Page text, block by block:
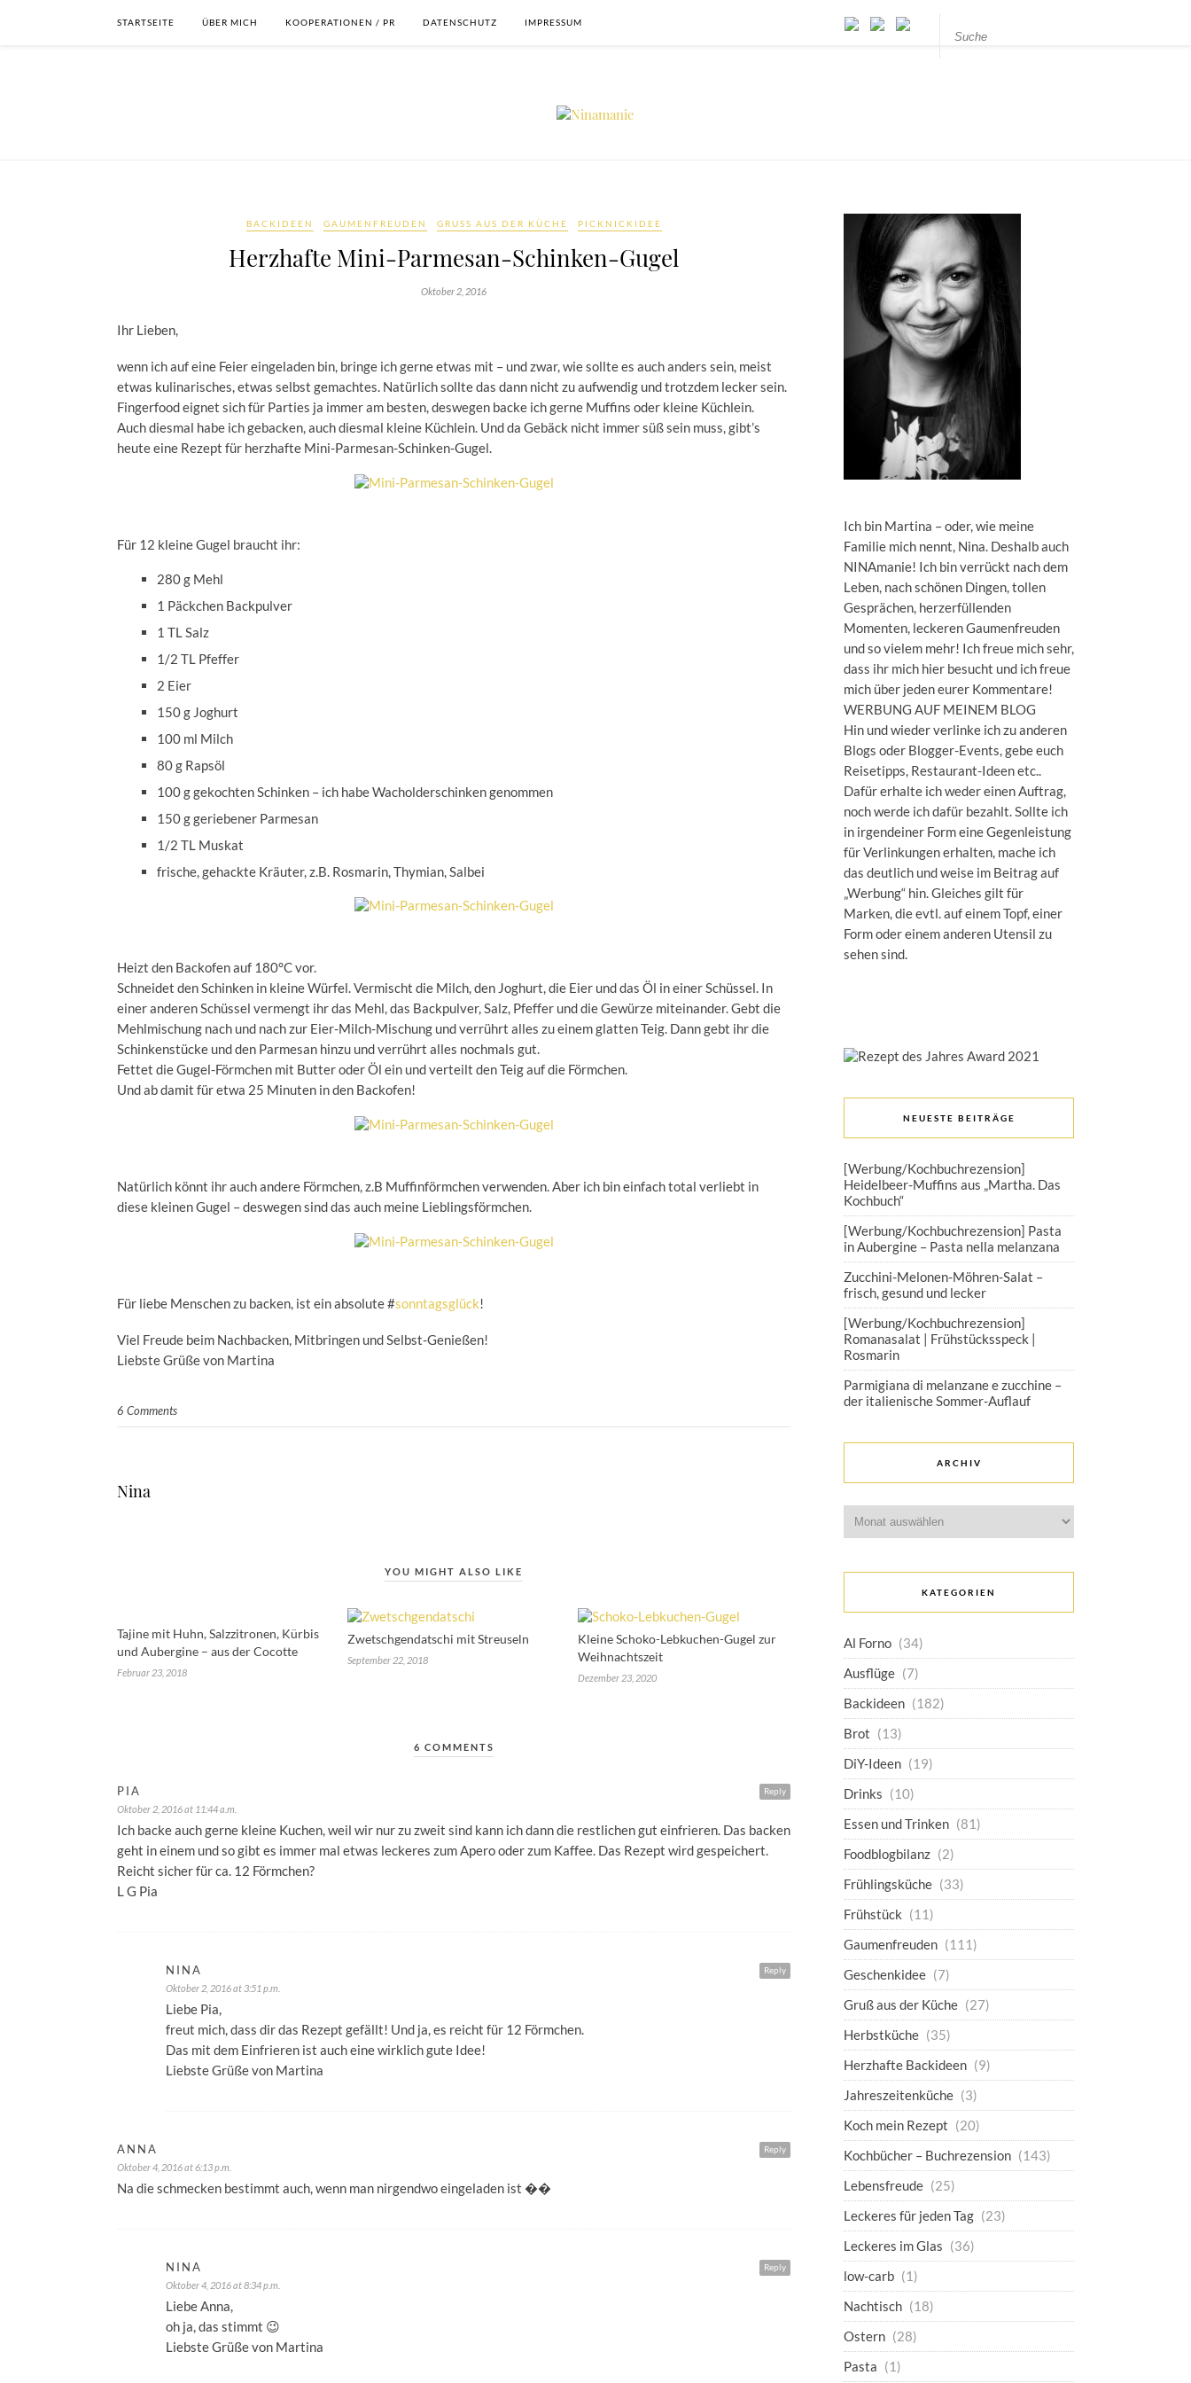
STARTSEITE ÜBER MICH KOOPERATIONEN / PR DATENSCHUTZ IMPRESSUM
BACKIDEEN GAUMENFREUDEN GRUSS AUS DER KÜCHE PICKNICKIDEE
Herzhafte Mini-Parmesan-Schinken-Gugel
Oktober 2, 2016
Ihr Lieben,
wenn ich auf eine Feier eingeladen bin, bringe ich gerne etwas mit – und zwar, wie sollte es auch anders sein, meist
etwas kulinarisches, etwas selbst gemachtes. Natürlich sollte das dann nicht zu aufwendig und trotzdem lecker sein.
Fingerfood eignet sich für Parties ja immer am besten, deswegen backe ich gerne Muffins oder kleine Küchlein.
Auch diesmal habe ich gebacken, auch diesmal kleine Küchlein. Und da Gebäck nicht immer süß sein muss, gibt’s
heute eine Rezept für herzhafte Mini-Parmesan-Schinken-Gugel.
Für 12 kleine Gugel braucht ihr:
280 g Mehl
1 Päckchen Backpulver
1 TL Salz
1/2 TL Pfeffer
2 Eier
150 g Joghurt
100 ml Milch
80 g Rapsöl
100 g gekochten Schinken – ich habe Wacholderschinken genommen
150 g geriebener Parmesan
1/2 TL Muskat
frische, gehackte Kräuter, z.B. Rosmarin, Thymian, Salbei
Heizt den Backofen auf 180°C vor.
Schneidet den Schinken in kleine Würfel. Vermischt die Milch, den Joghurt, die Eier und das Öl in einer Schüssel. In
einer anderen Schüssel vermengt ihr das Mehl, das Backpulver, Salz, Pfeffer und die Gewürze miteinander. Gebt die
Mehlmischung nach und nach zur Eier-Milch-Mischung und verrührt alles zu einem glatten Teig. Dann gebt ihr die
Schinkenstücke und den Parmesan hinzu und verrührt alles nochmals gut.
Fettet die Gugel-Förmchen mit Butter oder Öl ein und verteilt den Teig auf die Förmchen.
Und ab damit für etwa 25 Minuten in den Backofen!
Natürlich könnt ihr auch andere Förmchen, z.B Muffinförmchen verwenden. Aber ich bin einfach total verliebt in
diese kleinen Gugel – deswegen sind das auch meine Lieblingsförmchen.
Für liebe Menschen zu backen, ist ein absolute #sonntagsglück!
Viel Freude beim Nachbacken, Mitbringen und Selbst-Genießen!
Liebste Grüße von Martina
6 Comments
Nina
YOU MIGHT ALSO LIKE
Tajine mit Huhn, Salzzitronen, Kürbis
und Aubergine – aus der Cocotte
Februar 23, 2018
Zwetschgendatschi mit Streuseln
September 22, 2018
Kleine Schoko-Lebkuchen-Gugel zur
Weihnachtszeit
Dezember 23, 2020
6 COMMENTS
Reply
PIA
Oktober 2, 2016 at 11:44 a.m.
Ich backe auch gerne kleine Kuchen, weil wir nur zu zweit sind kann ich dann die restlichen gut einfrieren. Das backen
geht in einem und so gibt es immer mal etwas leckeres zum Apero oder zum Kaffee. Das Rezept wird gespeichert.
Reicht sicher für ca. 12 Förmchen?
L G Pia
Reply
NINA
Oktober 2, 2016 at 3:51 p.m.
Liebe Pia,
freut mich, dass dir das Rezept gefällt! Und ja, es reicht für 12 Förmchen.
Das mit dem Einfrieren ist auch eine wirklich gute Idee!
Liebste Grüße von Martina
Reply
ANNA
Oktober 4, 2016 at 6:13 p.m.
Na die schmecken bestimmt auch, wenn man nirgendwo eingeladen ist ��
Reply
NINA
Oktober 4, 2016 at 8:34 p.m.
Liebe Anna,
oh ja, das stimmt 😉
Liebste Grüße von Martina
Ich bin Martina – oder, wie meine
Familie mich nennt, Nina. Deshalb auch
NINAmanie! Ich bin verrückt nach dem
Leben, nach schönen Dingen, tollen
Gesprächen, herzerfüllenden
Momenten, leckeren Gaumenfreuden
und so vielem mehr! Ich freue mich sehr,
dass ihr mich hier besucht und ich freue
mich über jeden eurer Kommentare!
WERBUNG AUF MEINEM BLOG
Hin und wieder verlinke ich zu anderen
Blogs oder Blogger-Events, gebe euch
Reisetipps, Restaurant-Ideen etc..
Dafür erhalte ich weder einen Auftrag,
noch werde ich dafür bezahlt. Sollte ich
in irgendeiner Form eine Gegenleistung
für Verlinkungen erhalten, mache ich
das deutlich und weise im Beitrag auf
„Werbung“ hin. Gleiches gilt für
Marken, die evtl. auf einem Topf, einer
Form oder einem anderen Utensil zu
sehen sind.
NEUESTE BEITRÄGE
[Werbung/Kochbuchrezension]
Heidelbeer-Muffins aus „Martha. Das
Kochbuch“
[Werbung/Kochbuchrezension] Pasta
in Aubergine – Pasta nella melanzana
Zucchini-Melonen-Möhren-Salat –
frisch, gesund und lecker
[Werbung/Kochbuchrezension]
Romanasalat | Frühstücksspeck |
Rosmarin
Parmigiana di melanzane e zucchine –
der italienische Sommer-Auflauf
ARCHIV
KATEGORIEN
Al Forno (34)
Ausflüge (7)
Backideen (182)
Brot (13)
DiY-Ideen (19)
Drinks (10)
Essen und Trinken (81)
Foodblogbilanz (2)
Frühlingsküche (33)
Frühstück (11)
Gaumenfreuden (111)
Geschenkidee (7)
Gruß aus der Küche (27)
Herbstküche (35)
Herzhafte Backideen (9)
Jahreszeitenküche (3)
Koch mein Rezept (20)
Kochbücher – Buchrezension (143)
Lebensfreude (25)
Leckeres für jeden Tag (23)
Leckeres im Glas (36)
low-carb (1)
Nachtisch (18)
Ostern (28)
Pasta (1)